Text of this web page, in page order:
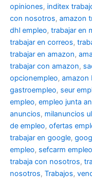
opiniones, inditex
con nosotros, amazon
dhl empleo, trabajar en
trabajar en correos,
trabajar en amazon,
trabajar con amazon,
opcionempleo, amazon
gastroempleo, seur
empleo, empleo junta
anuncios, milanuncios
de empleo, ofertas
trabajar en google,
empleo, sefcarm empleo
trabaja con nosotros,
nosotros, Trabajos,